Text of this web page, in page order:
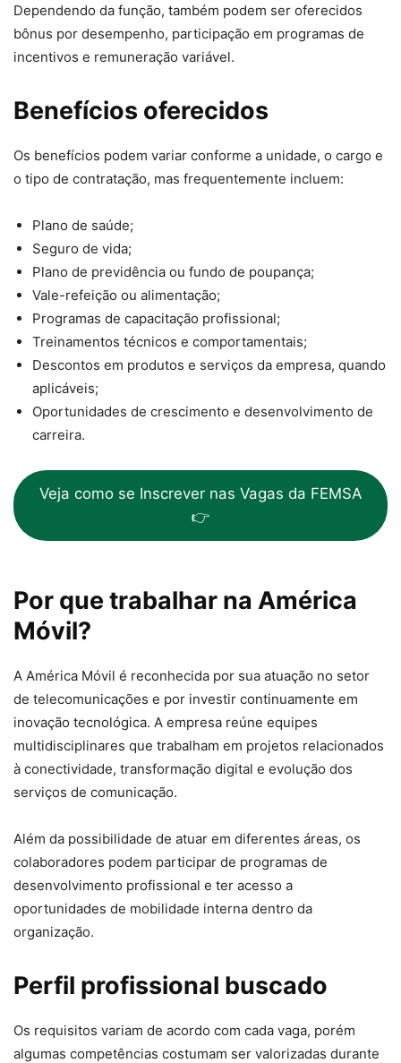
Dependendo da função, também podem ser oferecidos
bônus por desempenho, participação em programas de
incentivos e remuneração variável.
Benefícios oferecidos
Os benefícios podem variar conforme a unidade, o cargo e
o tipo de contratação, mas frequentemente incluem:
Plano de saúde;
Seguro de vida;
Plano de previdência ou fundo de poupança;
Vale-refeição ou alimentação;
Programas de capacitação profissional;
Treinamentos técnicos e comportamentais;
Descontos em produtos e serviços da empresa, quando
aplicáveis;
Oportunidades de crescimento e desenvolvimento de
carreira.
Veja como se Inscrever nas Vagas da FEMSA
👉
Por que trabalhar na América
Móvil?
A América Móvil é reconhecida por sua atuação no setor
de telecomunicações e por investir continuamente em
inovação tecnológica. A empresa reúne equipes
multidisciplinares que trabalham em projetos relacionados
à conectividade, transformação digital e evolução dos
serviços de comunicação.
Além da possibilidade de atuar em diferentes áreas, os
colaboradores podem participar de programas de
desenvolvimento profissional e ter acesso a
oportunidades de mobilidade interna dentro da
organização.
Perfil profissional buscado
Os requisitos variam de acordo com cada vaga, porém
algumas competências costumam ser valorizadas durante